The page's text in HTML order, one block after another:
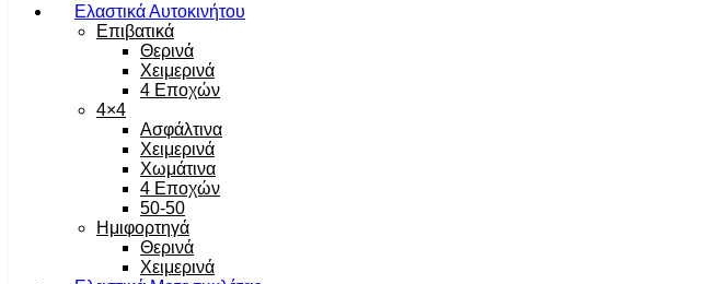
Ελαστικά Αυτοκινήτου
Επιβατικά
Θερινά
Χειμερινά
4 Εποχών
4×4
Ασφάλτινα
Χειμερινά
Χωμάτινα
4 Εποχών
50-50
Ημιφορτηγά
Θερινά
Χειμερινά